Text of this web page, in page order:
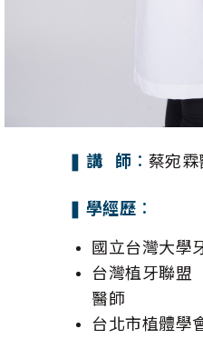
❚ 講 師︰ 蔡宛霖
❚ 學經歷︰
國立台灣大學
台灣植牙聯盟
醫師
台北市植體學